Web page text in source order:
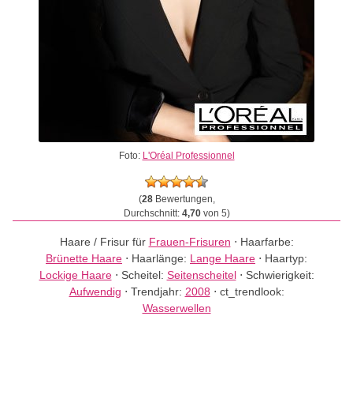
Foto: L'Oréal Professionnel
(28Bewertungen,
Durchschnitt: 4,70von 5)
Haare / Frisur für Frauen-Frisuren ⋅ Haarfarbe:
Brünette Haare ⋅ Haarlänge: Lange Haare ⋅ Haartyp:
Lockige Haare⋅ Scheitel: Seitenscheitel⋅ Schwierigkeit:
Aufwendig ⋅ Trendjahr: 2008 ⋅ ct_trendlook:
Wasserwellen